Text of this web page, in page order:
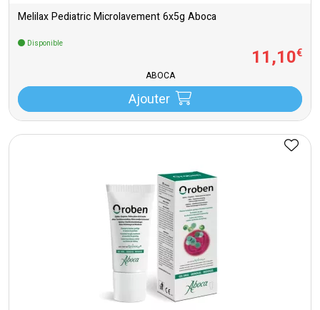
Melilax Pediatric Microlavement 6x5g Aboca
Disponible
11,10€
ABOCA
Ajouter